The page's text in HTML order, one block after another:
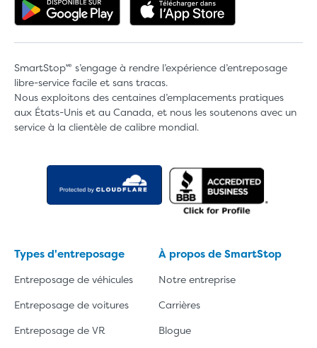
Obtenez l'application dans Google
SmartStop🅫 s’engage à rendre l’expérience d’entreposage
libre-service facile et sans tracas.
Nous exploitons des centaines d’emplacements pratiques
aux États-Unis et au Canada, et nous les soutenons avec un
service à la clientèle de calibre mondial.
Types d'entreposage
Entreposage de véhicules
Entreposage de voitures
Entreposage de VR
À propos de SmartStop
Notre entreprise
Carrières
Blogue
5x5
5' x 5'
À propos de la taille de
5' x 5' - équivaut à la taille
AFFICHER DE